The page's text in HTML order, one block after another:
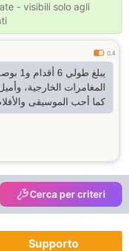
- visibili solo agli
0.4
يبلغ
المغامرات الخارجية،
كما أحب الموسيقى
Cerca per criteri
Supporto